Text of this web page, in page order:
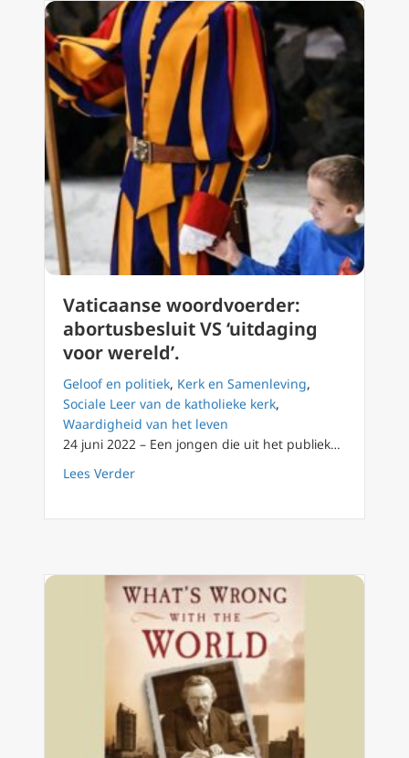
Vaticaanse woordvoerder:
abortusbesluit VS ‘uitdaging
voor wereld’.
Geloof en politiek, Kerk en Samenleving,
Sociale Leer van de katholieke kerk,
Waardigheid van het leven
24 juni 2022 – Een jongen die uit het publiek…
Lees Verderabout Vaticaanse woordvoerder: